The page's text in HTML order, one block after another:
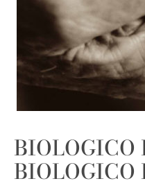
BIOLOGICO
BIOLOGICO